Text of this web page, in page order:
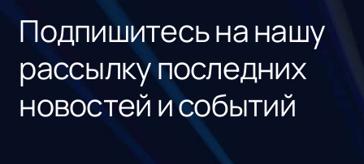
Подпишитесь на нашу
рассылку последних
новостей и событий